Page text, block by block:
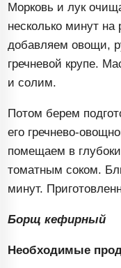
Морковь и лук
несколько минут
добавляем овощи,
гречневой крупе.
и солим.
Потом берем
его гречнево-
помещаем в
томатным соком.
минут.
Борщ кефирный
Необходимые